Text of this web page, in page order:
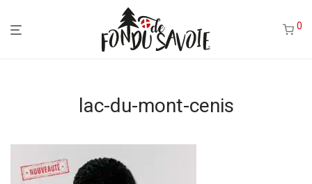
0
lac-du-mont-cenis